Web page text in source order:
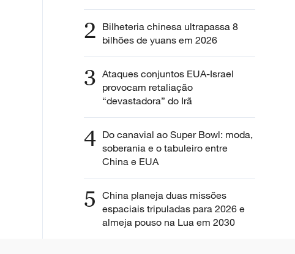
2 Bilheteria chinesa ultrapassa 8
bilhões de yuans em 2026
3 Ataques conjuntos EUA-Israel
provocam retaliação
“devastadora” do Irã
4 Do canavial ao Super Bowl: moda,
soberania e o tabuleiro entre
China e EUA
5 China planeja duas missões
espaciais tripuladas para 2026 e
almeja pouso na Lua em 2030